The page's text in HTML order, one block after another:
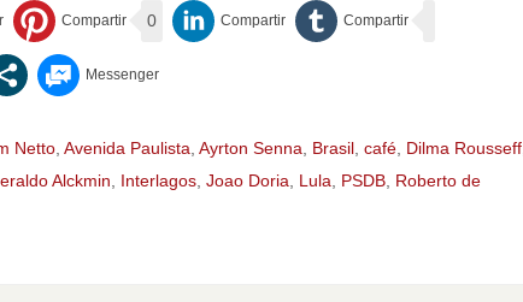
0
Netto Avenida Paulista Ayrton Senna Brasil café Dilma Rousseff
Alckmin Interlagos Joao Doria Lula PSDB Roberto de